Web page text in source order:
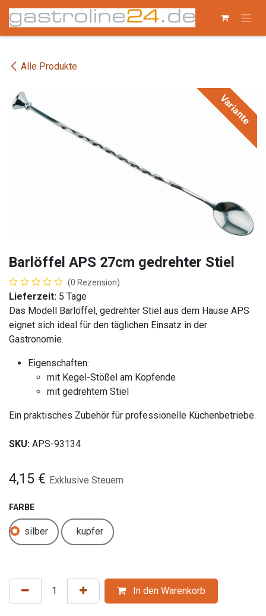
Zum Inhalt springen
Alle Produkte
Variante
Barlöffel APS 27cm gedrehter Stiel
(0 Rezension)
Lieferzeit: 5 Tage
Das Modell Barlöffel, gedrehter Stiel aus dem Hause APS
eignet sich ideal für den täglichen Einsatz in der
Gastronomie.
Eigenschaften:
mit Kegel-Stößel am Kopfende
mit gedrehtem Stiel
Ein praktisches Zubehör für professionelle Küchenbetriebe.
SKU: APS-93134
4,15 € Exklusive Steuern
FARBE
silber kupfer
In den Warenkorb